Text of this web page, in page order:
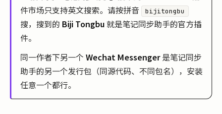
件市场只支持英文搜索。请按拼音
bijitongbu
搜，搜到的 Biji Tongbu就是笔记同步助手的官方插
件。
同一作者下另一个 Wechat Messenger是笔记同步
助手的另一个发行包（同源代码、不同包名），安装
任意一个都行。